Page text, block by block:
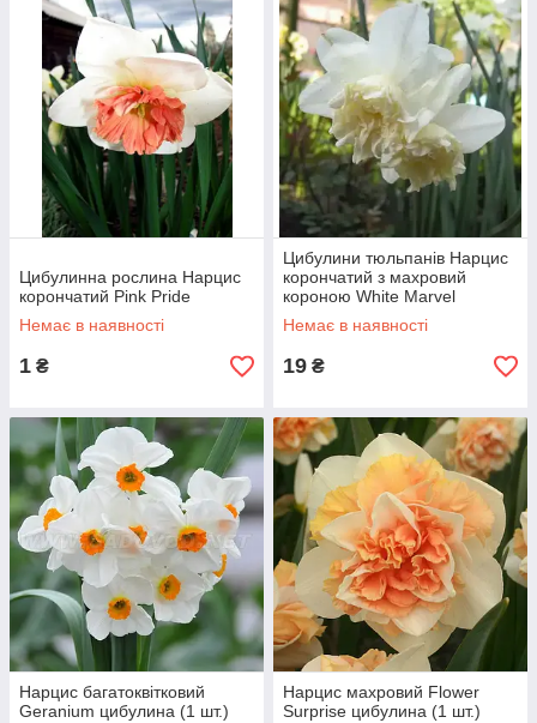
Цибулинна рослина Нарцис
корончатий Pink Pride
Немає в наявності
1 ₴
Цибулини тюльпанів Нарцис
корончатий з махровий
короною White Marvel
Немає в наявності
19 ₴
Нарцис багатоквітковий
Geranium цибулина (1 шт.)
Нарцис махровий Flower
Surprise цибулина (1 шт.)